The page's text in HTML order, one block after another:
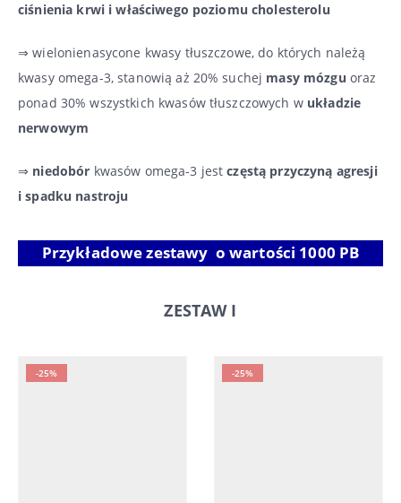
ciśnienia krwi i właściwego poziomu cholesterolu
⇒ wielonienasycone kwasy tłuszczowe, do których należą
kwasy omega-3, stanowią aż 20% suchej masy mózgu oraz
ponad 30% wszystkich kwasów tłuszczowych w układzie
nerwowym
⇒ niedobór kwasów omega-3 jest częstą przyczyną agresji
i spadku nastroju
Przykładowe zestawy o wartości 1000 PB
ZESTAW I
-25% -25%